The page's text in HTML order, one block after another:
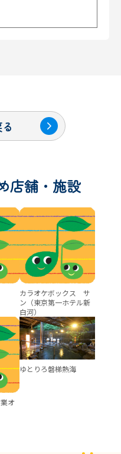
店舗・施設
カラオケボックス サ
ン（東京第一ホテル新
白河）
オ
ゆとりろ磐梯熱海